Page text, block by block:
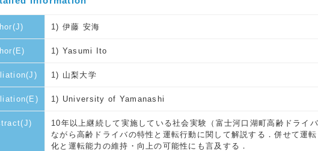
1) 伊藤 安海
1) Yasumi Ito
1) 山梨大学
1) University of Yamanashi
10年以上継続して実施している社会実験（富士河口湖町高齢ドライ
ながら高齢ドライバの特性と運転行動に関して解説する．併せて運
化と運転能力の維持・向上の可能性にも言及する．